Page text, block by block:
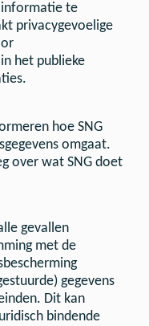
te
privacygevoelige
het publieke
hoe SNG
omgaat.
over wat SNG doet
gevallen
met de
gegevens
Dit kan
bindende